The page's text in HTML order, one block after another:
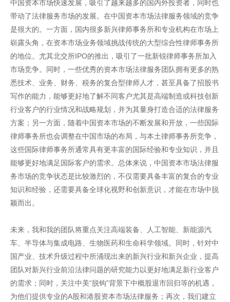
中国资本市场快速发展，吸引了越来越多的国内外投资者，同时也
带动了法律服务市场的发展。在中国资本市场法律服务领域的竞争
是很大的。一方面，国内很多新兴律师事务所和专业机构在市场上
崭露头角，在资本市场业务领域挑战传统的大型综合性律师事务所
的地位。尤其北交所IPO的推出，吸引了一批新锐律师事务所加入
市场竞争。同时，一些优秀的资本市场法律服务团队拥有更多的熟
悉技术、业务、财务、税务的复合型律师人才，甚至具备了招股书
写作的能力，能够更好地了解不同客户尤其是高端制造或科技创新
行业客户的行业情况和战略规划，并为其量身打造合适的法律服务
方案；另一方面，随着中国资本市场的不断发展和开放，一些国际
律师事务所也会调整在中国市场的布局，与本土律师事务所竞争，
这些国际律师事务所通常具有更丰富的国际经验和专业知识，并且
能够更好地满足国际客户的需求。总体来说，中国资本市场法律服
务市场的竞争状态是比较激烈的，不仅需要具备丰富的复合的专业
知识和经验，还需要具备全球化视野和创新意识，才能在市场中脱
颖而出。
未来，我和我的团队将重点关注高端装备、人工智能、新能源汽
车、半导体与集成电路、生物医药和生命科学领域。同时，针对中
国产业、技术升级过程中所涌现出来的新兴行业和新兴企业，提高
团队对新兴行业前沿法律问题的研究能力以更好地满足新行业客户
的需求；同时，关注中美“脱钩”背景下中概股退市回归等的机遇，
为他们提供专业的A股和港股资本市场法律服务；再次，我们建立